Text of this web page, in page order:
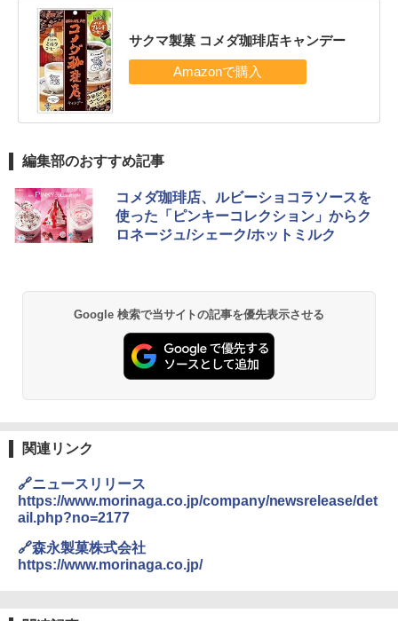
サクマ製菓 コメダ珈琲店キャンデー
編集部のおすすめ記事
コメダ珈琲店、ルビーショコラソースを
使った「ピンキーコレクション」からク
ロネージュ/シェーク/ホットミルク
Google 検索で当サイトの記事を優先表示させる
関連リンク
🔗ニュースリリース
https://www.morinaga.co.jp/company/newsrelease/det
ail.php?no=2177
🔗森永製菓株式会社
https://www.morinaga.co.jp/